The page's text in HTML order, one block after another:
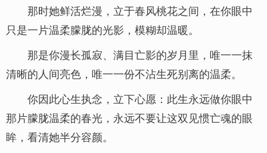
那时她鲜活烂漫，立于春风桃花之间，在你眼中
只是一片温柔朦胧的光影，模糊却温暖。
那是你漫长孤寂、满目亡影的岁月里，唯一一抹
清晰的人间亮色，唯一一份不沾生死别离的温柔。
你因此心生执念，立下心愿：此生永远做你眼中
那片朦胧温柔的春光，永远不要让这双见惯亡魂的眼
眸，看清她半分容颜。